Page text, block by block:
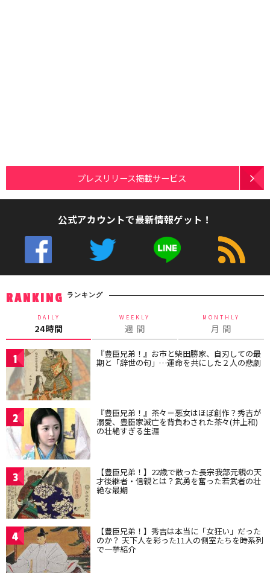
プレスリリース掲載サービス
公式アカウントで最新情報ゲット！
RANKING ランキング
DAILY
24時間
WEEKLY
週 間
MONTHLY
月 間
1 『豊臣兄弟！』お市と柴田勝家、自刃しての最
期と「辞世の句」…運命を共にした２人の悲劇
2 『豊臣兄弟！』茶々＝悪女はほぼ創作？秀吉が
溺愛、豊臣家滅亡を背負わされた茶々(井上和)
の壮絶すぎる生涯
3 【豊臣兄弟！】22歳で散った長宗我部元親の天
才後継者・信親とは？武勇を奮った若武者の壮
絶な最期
4 【豊臣兄弟！】秀吉は本当に「女狂い」だった
のか？ 天下人を彩った11人の側室たちを時系列
で一挙紹介